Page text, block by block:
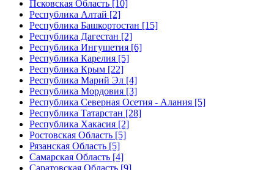
Псковская Область [10]
Республика Алтай [2]
Республика Башкортостан [15]
Республика Дагестан [2]
Республика Ингушетия [6]
Республика Карелия [5]
Республика Крым [22]
Республика Марий Эл [4]
Республика Мордовия [3]
Республика Северная Осетия - Алания [5]
Республика Татарстан [28]
Республика Хакасия [2]
Ростовская Область [5]
Рязанская Область [5]
Самарская Область [4]
Саратовская Область [9]